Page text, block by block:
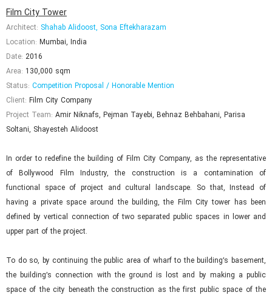
Film City Tower
Architect: Shahab Alidoost, Sona Eftekharazam
Location: Mumbai, India
Date: 2016
Area: 130,000 sqm
Status: Competition Proposal / Honorable Mention
Client: Film City Company
Project Team: Amir Niknafs, Pejman Tayebi, Behnaz Behbahani, Parisa
Soltani, Shayesteh Alidoost
In order to redefine the building of Film City Company, as the representative
of Bollywood Film Industry, the construction is a contamination of
functional space of project and cultural landscape. So that, Instead of
having a private space around the building, the Film City tower has been
defined by vertical connection of two separated public spaces in lower and
upper part of the project.
To do so, by continuing the public area of wharf to the building’s basement,
the building’s connection with the ground is lost and by making a public
space of the city beneath the construction as the first public space of the